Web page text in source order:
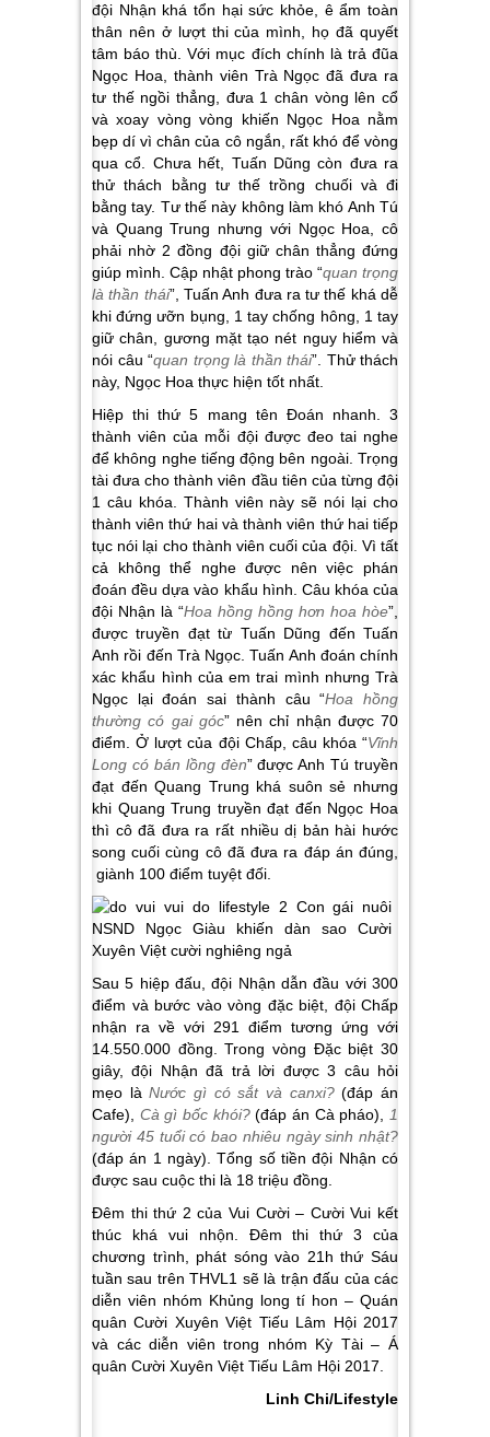
đội Nhận khá tổn hại sức khỏe, ê ẩm toàn
thân nên ở lượt thi của mình, họ đã quyết
tâm báo thù. Với mục đích chính là trả đũa
Ngọc Hoa, thành viên Trà Ngọc đã đưa ra
tư thế ngồi thẳng, đưa 1 chân vòng lên cổ
và xoay vòng vòng khiến Ngọc Hoa nằm
bẹp dí vì chân của cô ngắn, rất khó để vòng
qua cổ. Chưa hết, Tuấn Dũng còn đưa ra
thử thách bằng tư thế trồng chuối và đi
bằng tay. Tư thế này không làm khó Anh Tú
và Quang Trung nhưng với Ngọc Hoa, cô
phải nhờ 2 đồng đội giữ chân thẳng đứng
giúp mình. Cập nhật phong trào “quan trọng
là thần thái”, Tuấn Anh đưa ra tư thế khá dễ
khi đứng ưỡn bụng, 1 tay chống hông, 1 tay
giữ chân, gương mặt tạo nét nguy hiểm và
nói câu “quan trọng là thần thái”. Thử thách
này, Ngọc Hoa thực hiện tốt nhất.
Hiệp thi thứ 5 mang tên Đoán nhanh. 3
thành viên của mỗi đội được đeo tai nghe
để không nghe tiếng động bên ngoài. Trọng
tài đưa cho thành viên đầu tiên của từng đội
1 câu khóa. Thành viên này sẽ nói lại cho
thành viên thứ hai và thành viên thứ hai tiếp
tục nói lại cho thành viên cuối của đội. Vì tất
cả không thể nghe được nên việc phán
đoán đều dựa vào khẩu hình. Câu khóa của
đội Nhận là “Hoa hồng hồng hơn hoa hòe”,
được truyền đạt từ Tuấn Dũng đến Tuấn
Anh rồi đến Trà Ngọc. Tuấn Anh đoán chính
xác khẩu hình của em trai mình nhưng Trà
Ngọc lại đoán sai thành câu “Hoa hồng
thường có gai góc” nên chỉ nhận được 70
điểm. Ở lượt của đội Chấp, câu khóa “Vĩnh
Long có bán lồng đèn” được Anh Tú truyền
đạt đến Quang Trung khá suôn sẻ nhưng
khi Quang Trung truyền đạt đến Ngọc Hoa
thì cô đã đưa ra rất nhiều dị bản hài hước
song cuối cùng cô đã đưa ra đáp án đúng,
giành 100 điểm tuyệt đối.
Sau 5 hiệp đấu, đội Nhận dẫn đầu với 300
điểm và bước vào vòng đặc biệt, đội Chấp
nhận ra về với 291 điểm tương ứng với
14.550.000 đồng. Trong vòng Đặc biệt 30
giây, đội Nhận đã trả lời được 3 câu hỏi
mẹo làNước gì có sắt và canxi?(đáp án
Cafe), Cà gì bốc khói?(đáp án Cà pháo),
1
người 45 tuổi có bao nhiêu ngày sinh nhật?
(đáp án 1 ngày). Tổng số tiền đội Nhận có
được sau cuộc thi là 18 triệu đồng.
Đêm thi thứ 2 của Vui Cười – Cười Vui kết
thúc khá vui nhộn. Đêm thi thứ 3 của
chương trình, phát sóng vào 21h thứ Sáu
tuần sau trên THVL1 sẽ là trận đấu của các
diễn viên nhóm Khủng long tí hon – Quán
quân Cười Xuyên Việt Tiếu Lâm Hội 2017
và các diễn viên trong nhóm Kỳ Tài – Á
quân Cười Xuyên Việt Tiếu Lâm Hội 2017.
Linh Chi/Lifestyle